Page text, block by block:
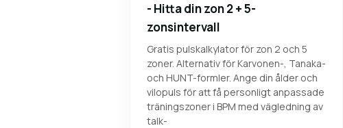
- Hitta din zon 2 + 5-
zonsintervall
Gratis pulskalkylator för zon 2 och 5
zoner. Alternativ för Karvonen-, Tanaka-
och HUNT-formler. Ange din ålder och
vilopuls för att få personligt anpassade
träningszoner i BPM med vägledning av
talk-